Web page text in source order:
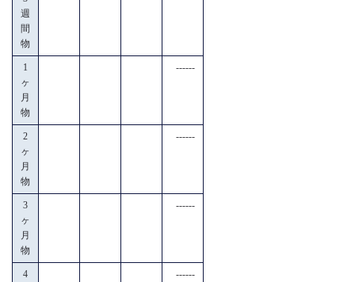
週
間
物
1
ヶ
月
物
------
2
ヶ
月
物
------
3
ヶ
月
物
------
4
------